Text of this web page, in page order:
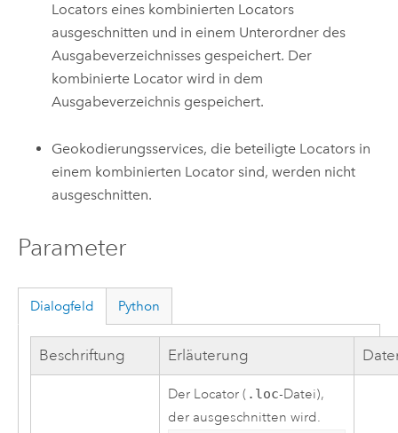
Locators eines kombinierten Locators
ausgeschnitten und in einem Unterordner des
Ausgabeverzeichnisses gespeichert. Der
kombinierte Locator wird in dem
Ausgabeverzeichnis gespeichert.
Geokodierungsservices, die beteiligte Locators in
einem kombinierten Locator sind, werden nicht
ausgeschnitten.
Parameter
Dialogfeld Python
Beschriftung Erläuterung
Der Locator ( .loc-Datei),
der ausgeschnitten wird.